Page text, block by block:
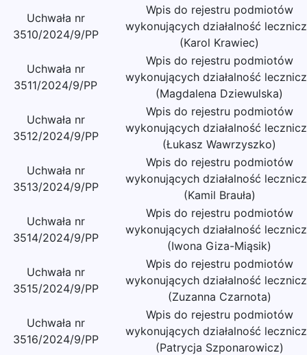
Uchwała nr
3510/2024/9/PP
Wpis do rejestru podmiotów
wykonujących działalność
(Karol Krawiec)
Uchwała nr
3511/2024/9/PP
Wpis do rejestru podmiotów
wykonujących działalność
(Magdalena Dziewulska)
Uchwała nr
3512/2024/9/PP
Wpis do rejestru podmiotów
wykonujących działalność
(Łukasz Wawrzyszko)
Uchwała nr
3513/2024/9/PP
Wpis do rejestru podmiotów
wykonujących działalność
(Kamil Brauła)
Uchwała nr
3514/2024/9/PP
Wpis do rejestru podmiotów
wykonujących działalność
(Iwona Giza-Miąsik)
Uchwała nr
3515/2024/9/PP
Wpis do rejestru podmiotów
wykonujących działalność
(Zuzanna Czarnota)
Uchwała nr
3516/2024/9/PP
Wpis do rejestru podmiotów
wykonujących działalność
(Patrycja Szponarowicz)